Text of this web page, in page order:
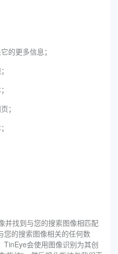
的更多信息；
；
并找到与您的搜索图像相匹配
您的搜索图像相关的任何数
TinEye会使用图像识别为其创